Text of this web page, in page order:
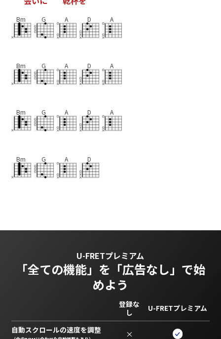
Bm G A D A
Bm G A D A
Bm G A D A
Bm G A D
U-FRETプレミアム
「全ての機能」を 「広告なし」で始
めよう
登録な
し
U-FRETプレミアム
自動スクロールの速度を調整 ×